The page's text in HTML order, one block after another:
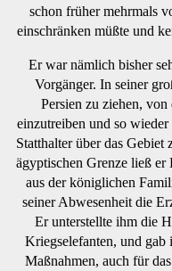
schon früher mehrmals
einschränken müßte und
Er war nämlich bisher
Vorgänger. In seiner
Persien zu ziehen,
einzutreiben und so
Statthalter über das Gebiet
ägyptischen Grenze ließ er
aus der königlichen
seiner Abwesenheit die
Er unterstellte ihm die
Kriegselefanten, und gab
Maßnahmen, auch für